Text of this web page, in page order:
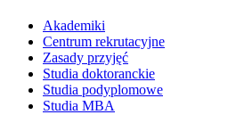
Akademiki
Centrum rekrutacyjne
Zasady przyjęć
Studia doktoranckie
Studia podyplomowe
Studia MBA